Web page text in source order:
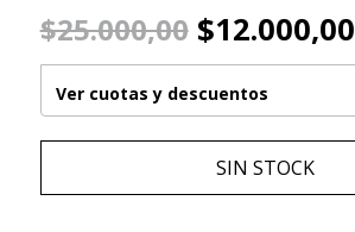
$25.000,00$12.000,00
Ver cuotas y descuentos
SIN STOCK